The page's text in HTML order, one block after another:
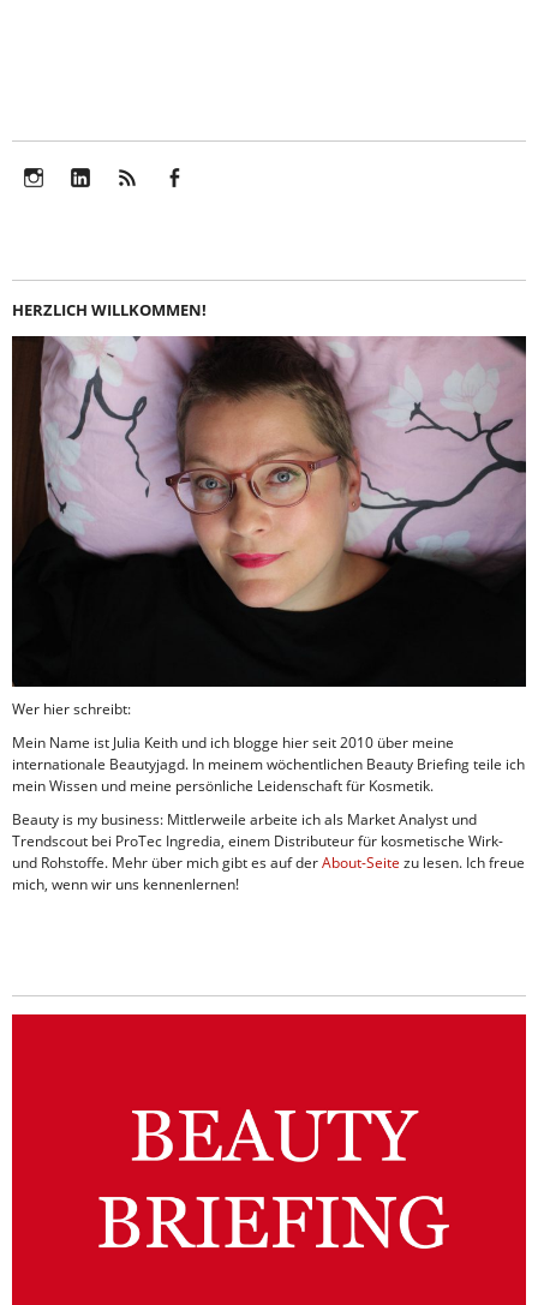
HERZLICH WILLKOMMEN!
Wer hier schreibt:
Mein Name ist Julia Keith und ich blogge hier seit 2010 über meine
internationale Beautyjagd. In meinem wöchentlichen Beauty Briefing teile ich
mein Wissen und meine persönliche Leidenschaft für Kosmetik.
Beauty is my business: Mittlerweile arbeite ich als Market Analyst und
Trendscout bei ProTec Ingredia, einem Distributeur für kosmetische Wirk-
und Rohstoffe. Mehr über mich gibt es auf derAbout-Seite zu lesen. Ich freue
mich, wenn wir uns kennenlernen!